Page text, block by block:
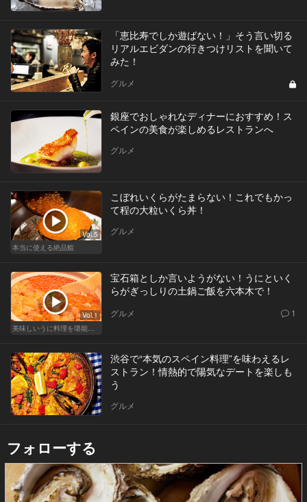
「恵比寿でしか遊ばない！」そう言い切る
リアルエビダンの行きつけリストを聞いて
みた！
グルメ
銀座でおしゃれなディナーにおすすめ！ス
ペインの美食が楽しめるレストランへ
グルメ
Vol.5
本当に使える絶品鮨
こぼれいくらがたまらない！これでもかっ
て程の大粒いくら丼！
グルメ
Vol.1
宝石箱としか言いようがない！うにといく
らがぎっしりの土鍋ご飯を六本木で！
グルメ 1
渋谷で“本気のスペイン料理”を味わえるレ
ストラン！情熱的で陽気なデートを楽しも
う
グルメ
フォローする